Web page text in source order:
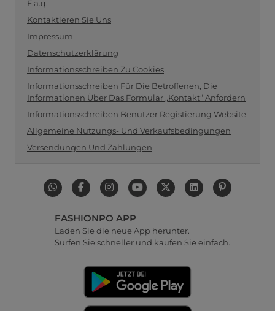
F.a.q.
Kontaktieren Sie Uns
Impressum
Datenschutzerklärung
Informationsschreiben Zu Cookies
Informationsschreiben Für Die Betroffenen, Die
Informationen Über Das Formular „Kontakt“ Anfordern
Informationsschreiben Benutzer Registierung Website
Allgemeine Nutzungs- Und Verkaufsbedingungen
Versendungen Und Zahlungen
FASHIONPO APP
Laden Sie die neue App herunter.
Surfen Sie schneller und kaufen Sie einfach.